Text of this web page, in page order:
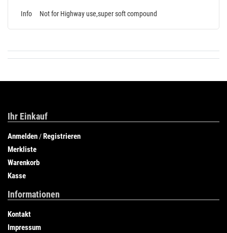
Info Not for Highway use,super soft compound
Ihr Einkauf
Anmelden /Registrieren
Merkliste
Warenkorb
Kasse
Informationen
Kontakt
Impressum